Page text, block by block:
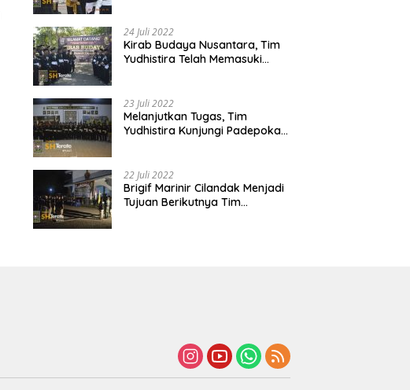
24 Juli 2022
Kirab Budaya Nusantara, Tim
Yudhistira Telah Memasuki
23 Juli 2022
Melanjutkan Tugas, Tim
Yudhistira Kunjungi Padepokan
22 Juli 2022
Brigif Marinir Cilandak Menjadi
Tujuan Berikutnya Tim